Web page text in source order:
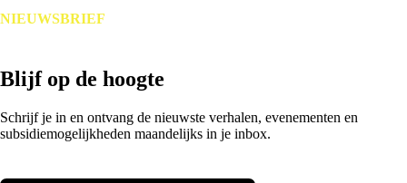
NIEUWSBRIEF
Blijf op de hoogte
Schrijf je in en ontvang de nieuwste verhalen, evenementen en
subsidiemogelijkheden maandelijks in je inbox.